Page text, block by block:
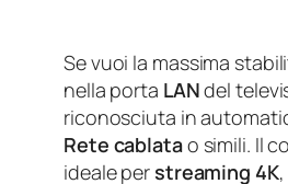
Se vuoi la massima
nella porta LANdel
riconosciuta in
Rete cablatao simili. Il
ideale perstreaming 4K,